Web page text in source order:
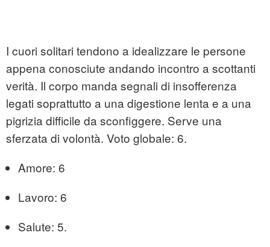
I cuori solitari tendono a idealizzare le persone
appena conosciute andando incontro a scottanti
verità. Il corpo manda segnali di insofferenza
legati soprattutto a una digestione lenta e a una
pigrizia difficile da sconfiggere. Serve una
sferzata di volontà. Voto globale: 6.
Amore: 6
Lavoro: 6
Salute: 5.